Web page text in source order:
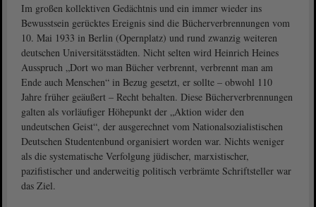
Im großen kollektiven Gedächtnis und ein immer wieder ins
Bewusstsein gerücktes Ereignis sind die Bücherverbrennungen vom
10. Mai 1933 in Berlin (Opernplatz) und rund zwanzig weiteren
deutschen Universitätsstädten. Nicht selten wird Heinrich Heines
Ausspruch „Dort wo man Bücher verbrennt, verbrennt man am
Ende auch Menschen“ in Bezug gesetzt, er sollte – obwohl 110
Jahre früher geäußert – Recht behalten. Diese Bücherverbrennungen
galten als vorläufiger Höhepunkt der „Aktion wider den
undeutschen Geist“, der ausgerechnet vom Nationalsozialistischen
Deutschen Studentenbund organisiert worden war. Nichts weniger
als die systematische Verfolgung jüdischer, marxistischer,
pazifistischer und anderweitig politisch verbrämte Schriftsteller war
das Ziel.